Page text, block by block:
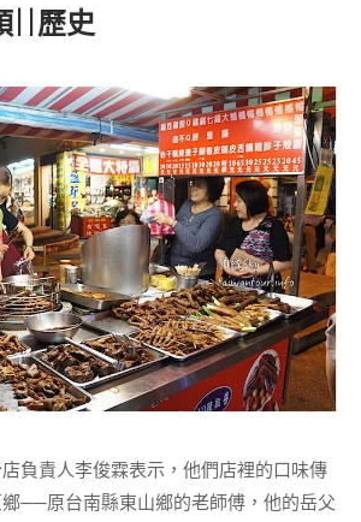
||歷史
負責人李俊霖表示，他們店裡的口味傳
──原台南縣東山鄉的老師傅，他的岳父